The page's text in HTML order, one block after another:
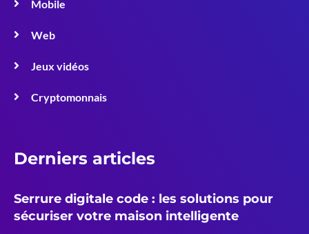
Mobile
Web
Jeux vidéos
Cryptomonnais
Derniers articles
Serrure digitale code : les solutions pour
sécuriser votre maison intelligente